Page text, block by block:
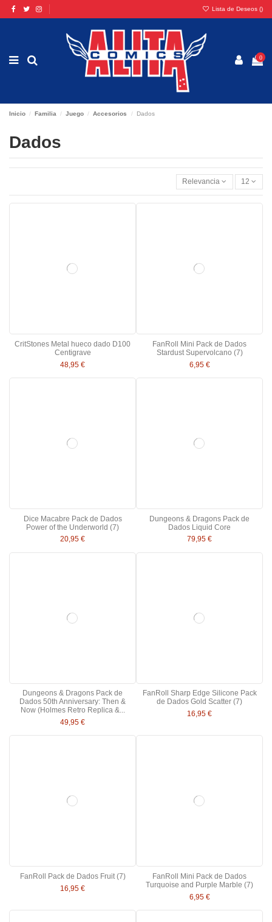
Lista de Deseos ()
0
Inicio Familia Juego Accesorios Dados
Dados
Relevancia 12
CritStones Metal hueco dado D100
Centigrave
48,95 €
FanRoll Mini Pack de Dados
Stardust Supervolcano (7)
6,95 €
Dice Macabre Pack de Dados
Power of the Underworld (7)
20,95 €
Dungeons & Dragons Pack de
Dados Liquid Core
79,95 €
Dungeons & Dragons Pack de
Dados 50th Anniversary: Then &
Now (Holmes Retro Replica &...
49,95 €
FanRoll Sharp Edge Silicone Pack
de Dados Gold Scatter (7)
16,95 €
FanRoll Pack de Dados Fruit (7)
16,95 €
FanRoll Mini Pack de Dados
Turquoise and Purple Marble (7)
6,95 €